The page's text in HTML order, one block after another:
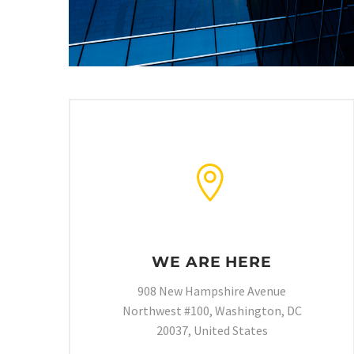


WE ARE HERE
908 New Hampshire Avenue
Northwest #100, Washington, DC
20037, United States